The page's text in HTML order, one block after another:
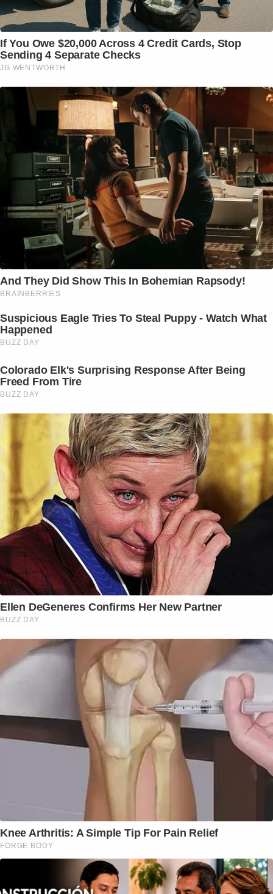
If You Owe $20,000 Across 4 Credit Cards, Stop
Sending 4 Separate Checks
JG WENTWORTH
And They Did Show This In Bohemian Rapsody!
BRAINBERRIES
Suspicious Eagle Tries To Steal Puppy - Watch What
Happened
BUZZ DAY
Colorado Elk's Surprising Response After Being
Freed From Tire
BUZZ DAY
Ellen DeGeneres Confirms Her New Partner
BUZZ DAY
Knee Arthritis: A Simple Tip For Pain Relief
FORGE BODY